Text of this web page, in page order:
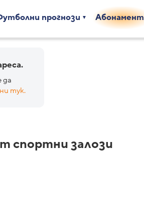
прогнози
да
тук.
спортни залози